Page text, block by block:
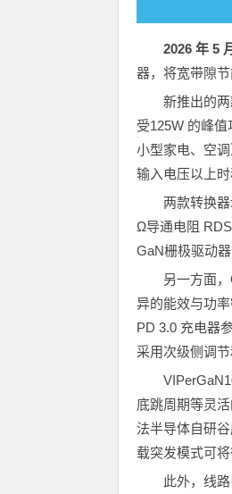
2026 年 5 月
器，将宽带隙
新推出的
受125W 的峰
小型家电、空
输入电压以上时
两款转换
Ω导通电阻
GaN栅极驱动
另一方面
异的能效与功
PD 3.0 充电器
采用次级侧调
底跳周期等灵
法半导体自研
载突发模式可将
此外，线